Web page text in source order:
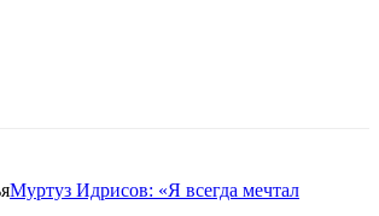
Муртуз Идрисов: «Я всегда мечтал